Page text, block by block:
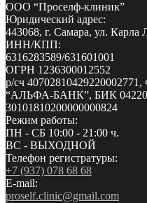
ООО “Проселф-клиник”
Юридический адрес:
443068, г. Самара, ул. Карла
ИНН/КПП:
6316283589/631601001
ОГРН 1236300012552
р/сч
“АЛЬФА-БАНК”, БИК
30101810200000000824
Режим работы:
ПН - СБ 10:00 - 21:00 ч.
ВС - ВЫХОДНОЙ
Телефон регистратуры:
+7 (937) 078 68 68
E-mail:
proself.clinic@gmail.com